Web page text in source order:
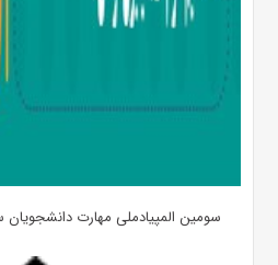
سومین المپیادملی مهارت